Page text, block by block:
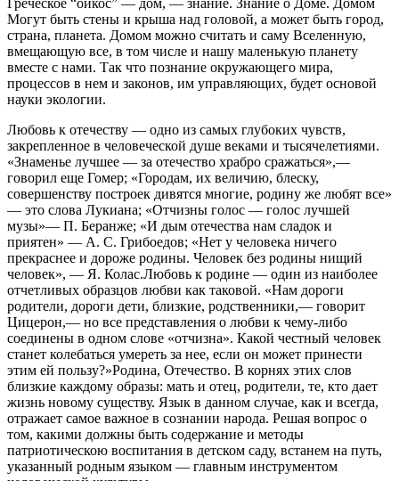
Могут быть стены и крыша над головой, а может быть город,
страна, планета. Домом можно считать и саму Вселенную,
вмещающую все, в том числе и нашу маленькую планету
вместе с нами. Так что познание окружающего мира,
процессов в нем и законов, им управляющих, будет основой
науки экологии.
Любовь к отечеству — одно из самых глубоких чувств,
закрепленное в человеческой душе веками и тысячелетиями.
«Знаменье лучшее — за отечество храбро сражаться»,—
говорил еще Гомер; «Городам, их величию, блеску,
совершенству построек дивятся многие, родину же любят все»
— это слова Лукиана; «Отчизны голос — голос лучшей
музы»— П. Беранже; «И дым отечества нам сладок и
приятен» — А. С. Грибоедов; «Нет у человека ничего
прекраснее и дороже родины. Человек без родины нищий
человек», — Я. Колас.Любовь к родине — один из наиболее
отчетливых образцов любви как таковой. «Нам дороги
родители, дороги дети, близкие, родственники,— говорит
Цицерон,— но все представления о любви к чему-либо
соединены в одном слове «отчизна». Какой честный человек
станет колебаться умереть за нее, если он может принести
этим ей пользу?»Родина, Отечество. В корнях этих слов
близкие каждому образы: мать и отец, родители, те, кто дает
жизнь новому существу. Язык в данном случае, как и всегда,
отражает самое важное в сознании народа. Решая вопрос о
том, какими должны быть содержание и методы
патриотическою воспитания в детском саду, встанем на путь,
указанный родным языком — главным инструментом